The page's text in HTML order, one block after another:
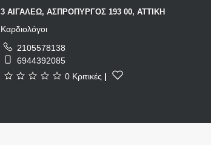
3 ΑΙΓΑΛΕΩ, ΑΣΠΡΟΠΥΡΓΟΣ 193 00, ΑΤΤΙΚΗ
Καρδιολόγοι
2105578138
6944392085
0 Κριτικές |